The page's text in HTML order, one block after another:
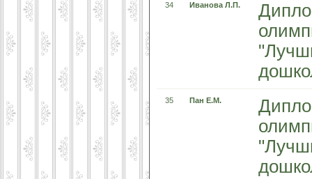
34 Иванова Л.П.
35 Пан Е.М.